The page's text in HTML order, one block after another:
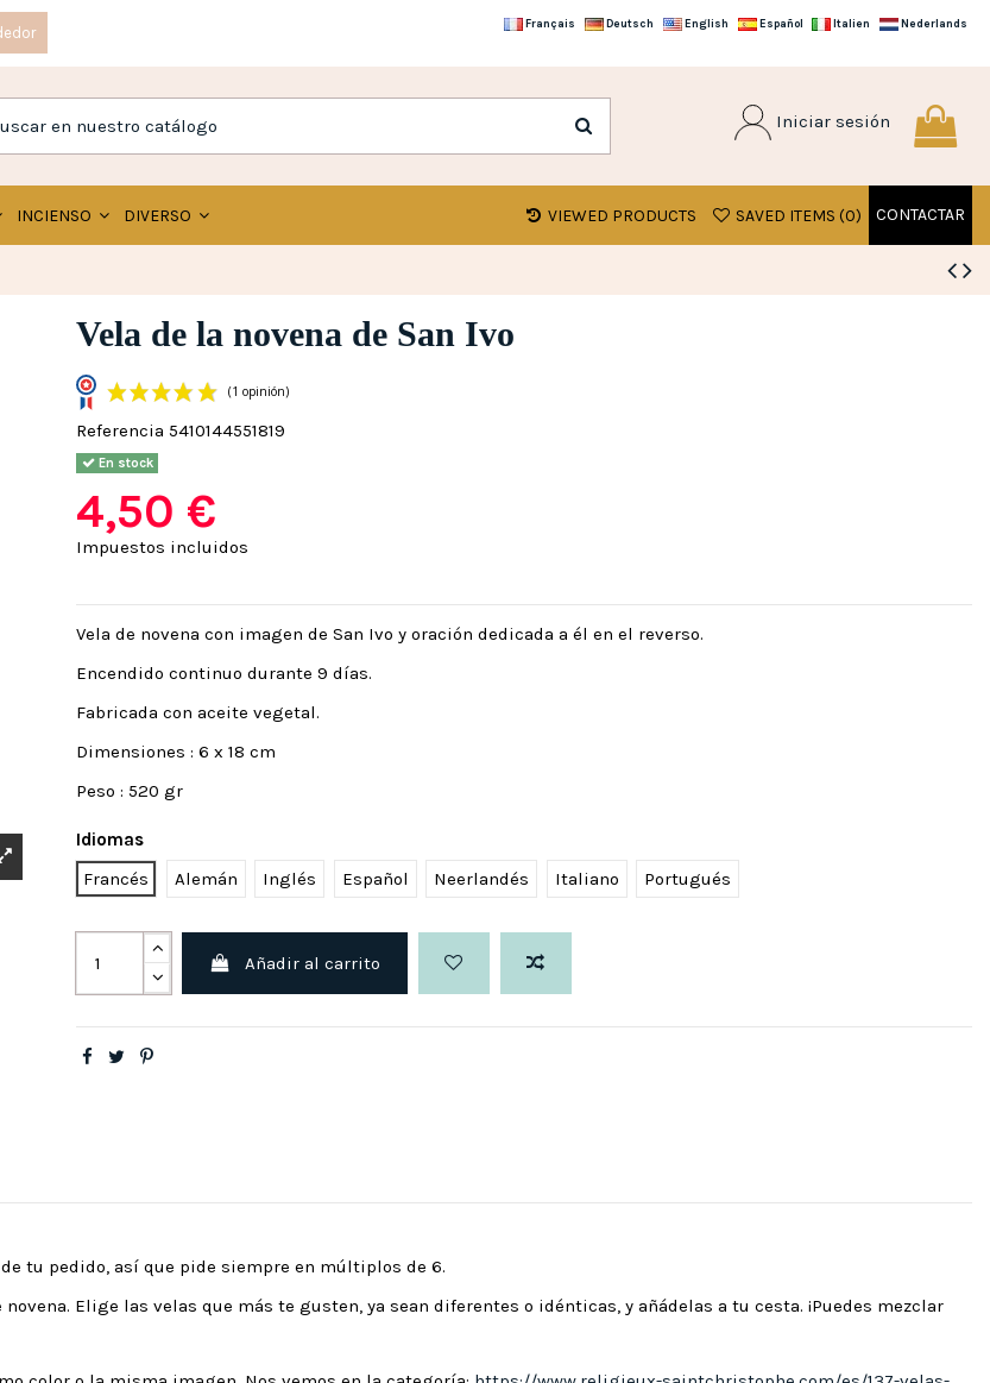
Français Deutsch English Español Italien Nederlands
Iniciar sesión
INCIENSO DIVERSO CONTACTAR
SAVED ITEMS (0)
VIEWED PRODUCTS
Vela de la novena de San Ivo
Referencia 5410144551819
En stock
4,50 €
Impuestos incluidos
Vela de novena con imagen de San Ivo y oración dedicada a él en el reverso.
Encendido continuo durante 9 días.
Fabricada con aceite vegetal.
Dimensiones : 6 x 18 cm
Peso : 520 gr
Idiomas
Francés
Alemán Inglés Español Neerlandés Italiano Portugués
Añadir al carrito
tu pedido, así que pide siempre en múltiplos de 6.
Elige las velas que más te gusten, ya sean diferentes o idénticas, y añádelas a tu cesta. ¡Puedes mezclar